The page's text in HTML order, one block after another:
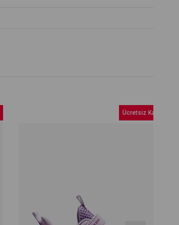
Ücretsiz Kargo